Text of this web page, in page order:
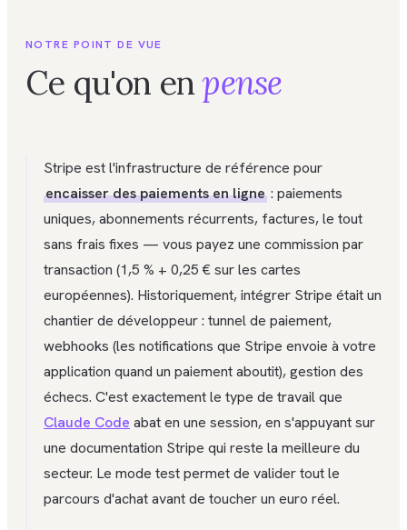
NOTRE POINT DE VUE
Ce qu'on enpense
Stripe est l'infrastructure de référence pour
encaisser des paiements en ligne : paiements
uniques, abonnements récurrents, factures, le tout
sans frais fixes — vous payez une commission par
transaction (1,5 % + 0,25 € sur les cartes
européennes). Historiquement, intégrer Stripe était un
chantier de développeur : tunnel de paiement,
webhooks (les notifications que Stripe envoie à votre
application quand un paiement aboutit), gestion des
échecs. C'est exactement le type de travail que
Claude Code abat en une session, en s'appuyant sur
une documentation Stripe qui reste la meilleure du
secteur. Le mode test permet de valider tout le
parcours d'achat avant de toucher un euro réel.